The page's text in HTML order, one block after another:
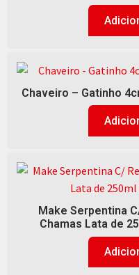
Chaveiro – Gatinho
Make Serpentina
Chamas Lata de